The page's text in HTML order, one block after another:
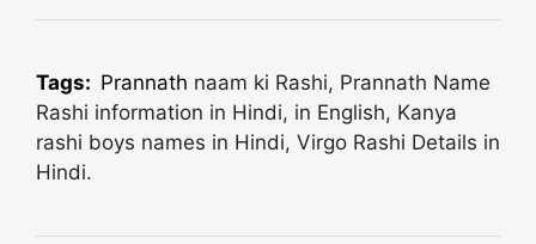
Tags: Prannath naam ki Rashi, Prannath Name
Rashi information in Hindi, in English, Kanya
rashi boys names in Hindi, Virgo Rashi Details in
Hindi.